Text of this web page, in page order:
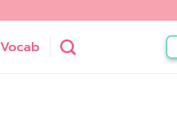
Vocab